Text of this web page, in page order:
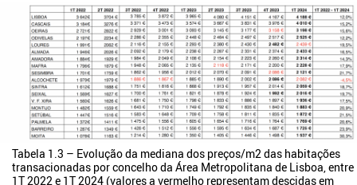
Tabela 1.3 – Evolução da mediana dos preços/m2 das habitações
transacionadas por concelho da Área Metropolitana de Lisboa, entre
1T 2022 e 1T 2024 (valores a vermelho representam descidas em